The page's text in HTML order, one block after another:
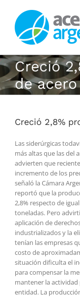
contenido
Creció
de acero
Creció 2,8%
Las siderúrgicas
más altas que las del
advierten que
incremento de los
señaló la Cámara
reportó que la
2,8% respecto de
toneladas. Pero
aplicación de
industrializados y la
tenían las empresas
costo de
situación dificulta el
para compensar la
mantener la
entidad. La